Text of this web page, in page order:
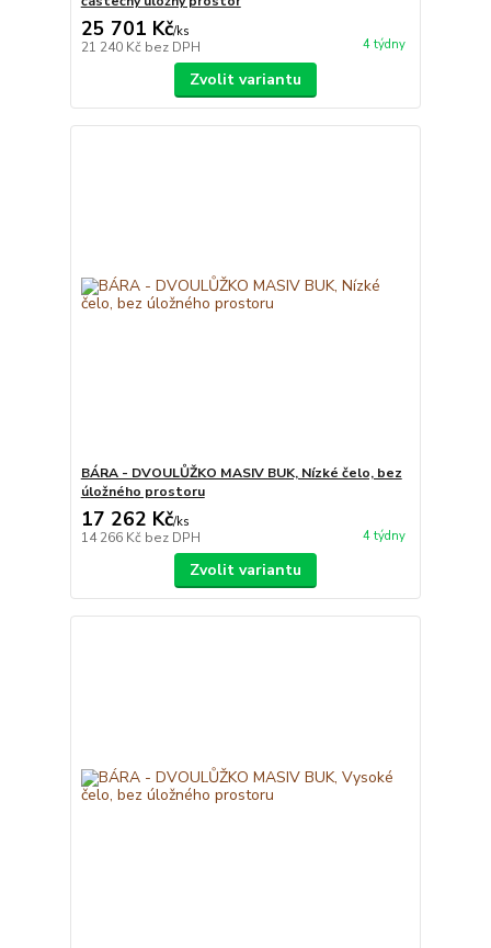
25 701 Kč/ks
21 240 Kč bez DPH 4 týdny
Zvolit variantu
BÁRA - DVOULŮŽKO MASIV BUK, Nízké čelo, bez
úložného prostoru
17 262 Kč/ks
14 266 Kč bez DPH 4 týdny
Zvolit variantu